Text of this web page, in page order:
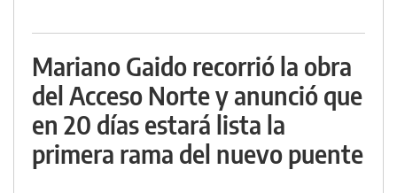
Mariano Gaido recorrió la obra
del Acceso Norte y anunció que
en 20 días estará lista la
primera rama del nuevo puente